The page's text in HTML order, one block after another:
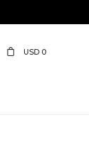
USD 0